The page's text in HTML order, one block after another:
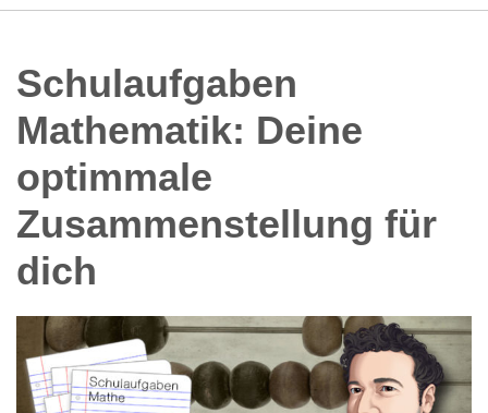
Schulaufgaben
Mathematik: Deine
optimmale
Zusammenstellung für
dich